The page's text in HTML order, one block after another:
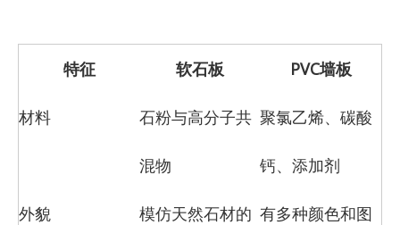
特征 软石板 PVC墙板
材料 石粉与高分子共
混物
聚氯乙烯、碳酸
钙、添加剂
外貌 模仿天然石材的 有多种颜色和图